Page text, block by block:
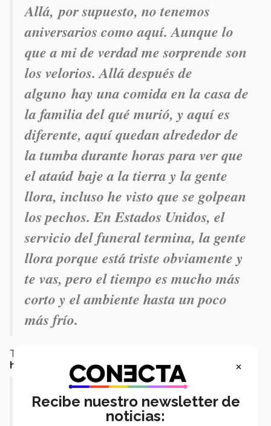
Allá, por supuesto, no tenemos
aniversarios como aquí. Aunque lo
que a mi de verdad me sorprende son
los velorios. Allá después de
alguno hay una comida en la casa de
la familia del qué murió, y aquí es
diferente, aquí quedan alrededor de
la tumba durante horas para ver que
el ataúd baje a la tierra y la gente
llora, incluso he visto que se golpean
los pechos. En Estados Unidos, el
servicio del funeral termina, la gente
llora porque está triste obviamente y
te vas, pero el tiempo es mucho más
corto y el ambiente hasta un poco
más frío.
También nos comenzó a expresar su
hacia la festividad del día de muertos
A mi el día de muertos se me hace
bonito. Me gusta la idea de poner
×
Recibe nuestro newsletter de
noticias: